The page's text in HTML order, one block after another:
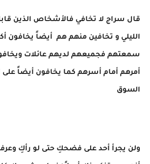
قال سراج لا تخافي فالأشخاص الذين
الليلي و تخافين منهم هم أيضاً يخافون
سمعتهم فجميعهم لديهم عائلات
أمرهم أمام أسرهم كما يخافون أيضاً
السوق
ولن يجرأ أحد على فضحكِ حتى لو رأكِ